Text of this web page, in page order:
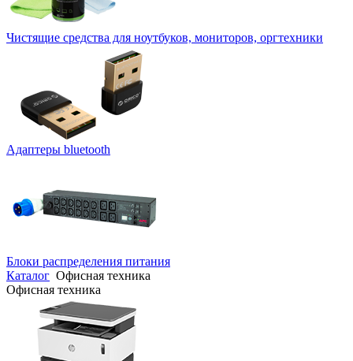
Чистящие средства для ноутбуков, мониторов, оргтехники
Адаптеры bluetooth
Блоки распределения питания
Каталог Офисная техника
Офисная техника